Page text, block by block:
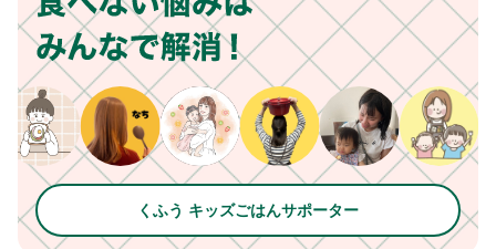
くふう キッズごはんサポーター